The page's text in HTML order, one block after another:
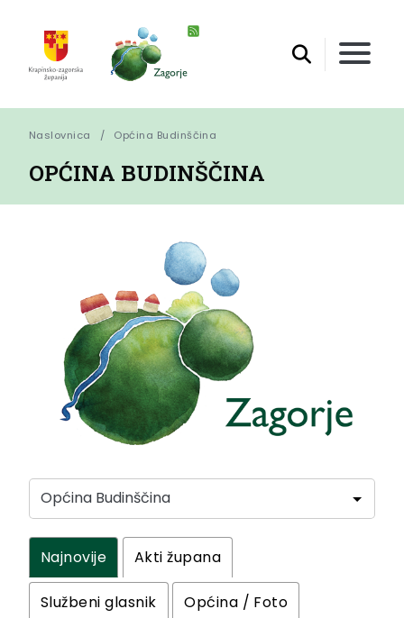
Naslovnica Općina Budinščina
OPĆINA BUDINŠČINA
Najnovije Akti župana
Službeni glasnik Općina / Foto